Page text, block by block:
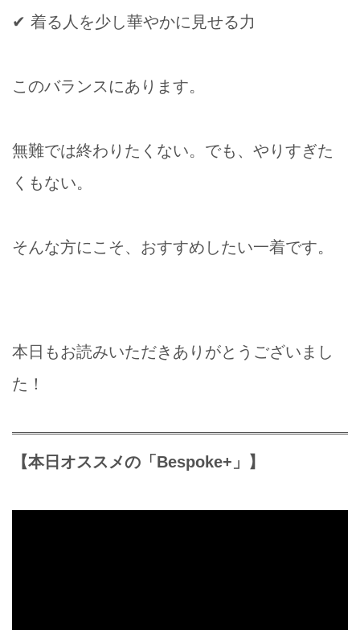
✔ 着る人を少し華やかに見せる力
このバランスにあります。
無難では終わりたくない。でも、やりすぎた
くもない。
そんな方にこそ、おすすめしたい一着です。
本日もお読みいただきありがとうございまし
た！
【本日オススメの「Bespoke+」】